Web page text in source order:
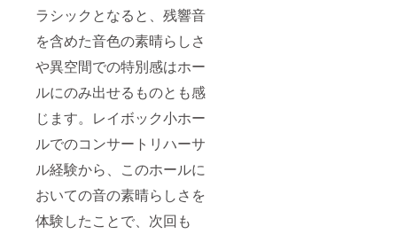
ラシックとなると、残響音
を含めた音色の素晴らしさ
や異空間での特別感はホー
ルにのみ出せるものとも感
じます。レイボック小ホー
ルでのコンサートリハーサ
ル経験から、このホールに
おいての音の素晴らしさを
体験したことで、次回も